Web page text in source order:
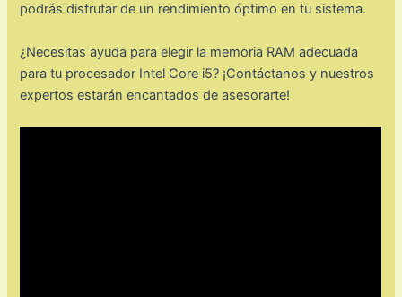
podrás disfrutar de un rendimiento óptimo en tu sistema.
¿Necesitas ayuda para elegir la memoria RAM adecuada
para tu procesador Intel Core i5? ¡Contáctanos y nuestros
expertos estarán encantados de asesorarte!